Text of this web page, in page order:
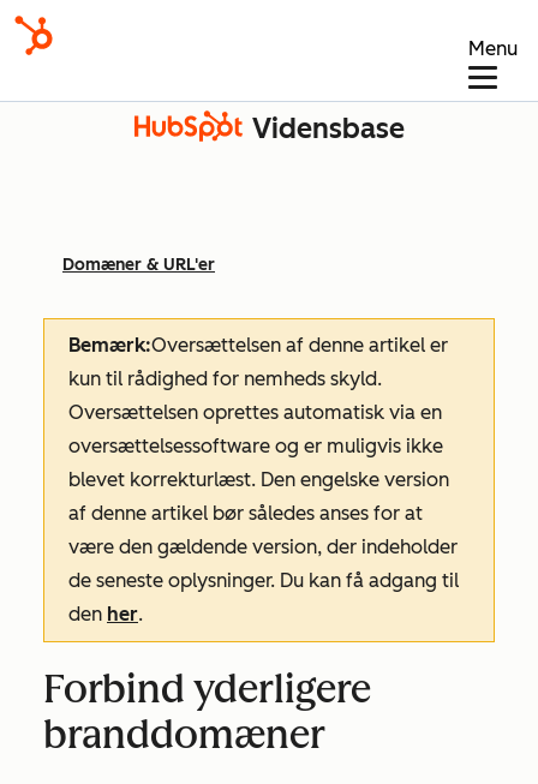
Menu
Vidensbase
Domæner & URL'er
Bemærk:Oversættelsen af denne artikel er
kun til rådighed for nemheds skyld.
Oversættelsen oprettes automatisk via en
oversættelsessoftware og er muligvis ikke
blevet korrekturlæst. Den engelske version
af denne artikel bør således anses for at
være den gældende version, der indeholder
de seneste oplysninger. Du kan få adgang til
den her.
Forbind yderligere
branddomæner